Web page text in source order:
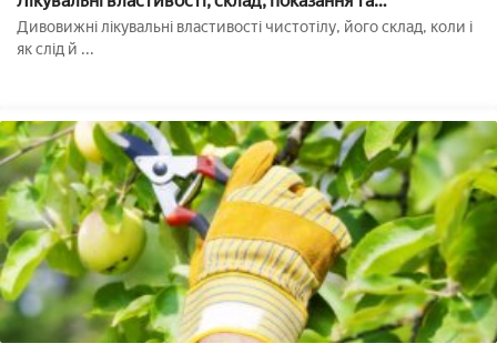
протипоказання чистотілу
Дивовижні лікувальні властивості чистотілу, його склад, коли і
як слід й ...